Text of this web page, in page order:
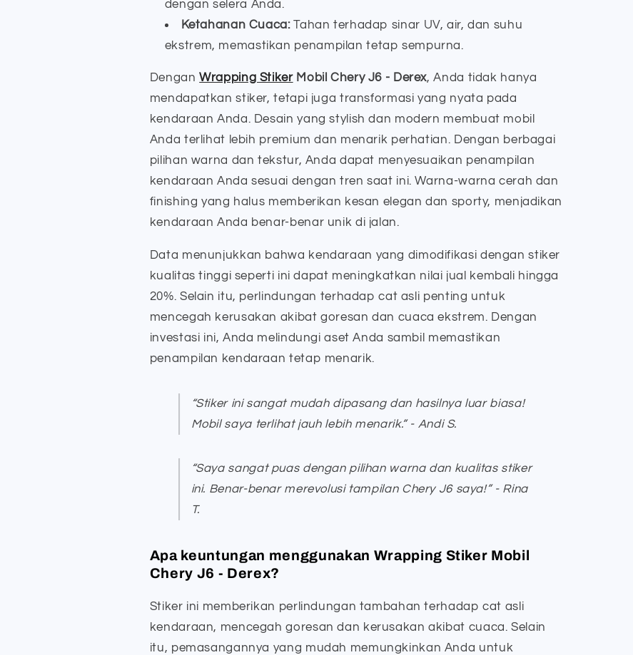
dengan selera Anda.
Ketahanan Cuaca:Tahan terhadap sinar UV, air, dan suhu
ekstrem, memastikan penampilan tetap sempurna.
DenganWrapping StikerMobil Chery J6 - Derex, Anda tidak hanya
mendapatkan stiker, tetapi juga transformasi yang nyata pada
kendaraan Anda. Desain yang stylish dan modern membuat mobil
Anda terlihat lebih premium dan menarik perhatian. Dengan berbagai
pilihan warna dan tekstur, Anda dapat menyesuaikan penampilan
kendaraan Anda sesuai dengan tren saat ini. Warna-warna cerah dan
finishing yang halus memberikan kesan elegan dan sporty, menjadikan
kendaraan Anda benar-benar unik di jalan.
Data menunjukkan bahwa kendaraan yang dimodifikasi dengan stiker
kualitas tinggi seperti ini dapat meningkatkan nilai jual kembali hingga
20%. Selain itu, perlindungan terhadap cat asli penting untuk
mencegah kerusakan akibat goresan dan cuaca ekstrem. Dengan
investasi ini, Anda melindungi aset Anda sambil memastikan
penampilan kendaraan tetap menarik.
“Stiker ini sangat mudah dipasang dan hasilnya luar biasa!
Mobil saya terlihat jauh lebih menarik.” - Andi S.
“Saya sangat puas dengan pilihan warna dan kualitas stiker
ini. Benar-benar merevolusi tampilan Chery J6 saya!” - Rina
T.
Apa keuntungan menggunakan Wrapping Stiker Mobil
Chery J6 - Derex?
Stiker ini memberikan perlindungan tambahan terhadap cat asli
kendaraan, mencegah goresan dan kerusakan akibat cuaca. Selain
itu, pemasangannya yang mudah memungkinkan Anda untuk